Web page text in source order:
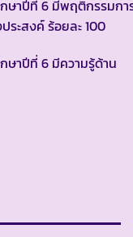
ษาปีที่ 6 มีพฤติกรรมกา
ะสงค์ ร้อยละ 100
ษาปีที่ 6 มีความรู้ด้าน